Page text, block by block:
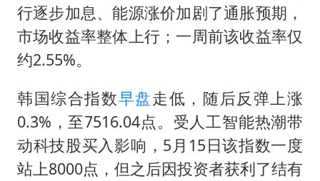
行逐步加息、能源涨价加剧了通胀预期，
市场收益率整体上行；一周前该收益率仅
约2.55%。
韩国综合指数早盘走低，随后反弹上涨
0.3%，至7516.04点。受人工智能热潮带
动科技股买入影响，5月15日该指数一度
站上8000点，但之后因投资者获利了结有